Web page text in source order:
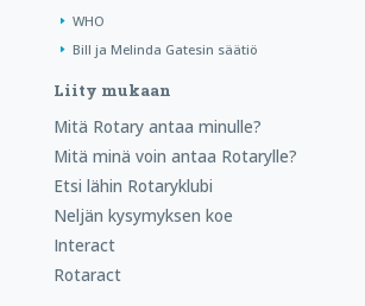
WHO
Bill ja Melinda Gatesin säätiö
Liity mukaan
Mitä Rotary antaa minulle?
Mitä minä voin antaa Rotarylle?
Etsi lähin Rotaryklubi
Neljän kysymyksen koe
Interact
Rotaract